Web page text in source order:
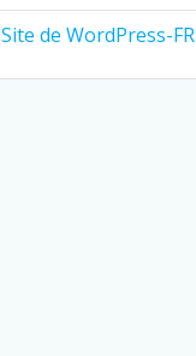
Site de WordPress-FR